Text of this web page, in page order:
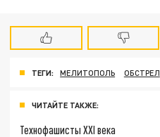
ТЕГИ: МЕЛИТОПОЛЬ ОБСТРЕЛ
ЧИТАЙТЕ ТАКЖЕ:
Технофашисты XXI века